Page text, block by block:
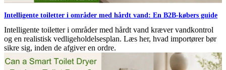
Intelligente toiletter i områder med hårdt vand: En B2B-købers guide
Intelligente toiletter i områder med hårdt vand kræver vandkontrol
og en realistisk vedligeholdelsesplan. Læs her, hvad importører bør
sikre sig, inden de afgiver en ordre.